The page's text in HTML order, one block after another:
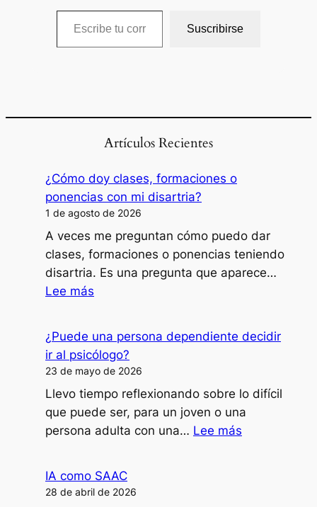
Escribe tu correo electrónico…
Suscribirse
Artículos Recientes
¿Cómo doy clases, formaciones o
ponencias con mi disartria?
1 de agosto de 2026
A veces me preguntan cómo puedo dar
clases, formaciones o ponencias teniendo
disartria. Es una pregunta que aparece…
Lee más
clases,
formaciones
ponencias
con
mi
¿Puede una persona dependiente decidir
ir al psicólogo?
23 de mayo de 2026
Llevo tiempo reflexionando sobre lo difícil
que puede ser, para un joven o una
persona adulta con una… Lee más
IA como SAAC
28 de abril de 2026